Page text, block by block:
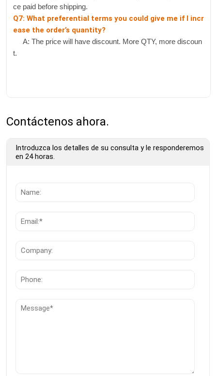
ce paid before shipping.
Q7: What preferential terms you could give me if I incr
ease the order’s quantity?
A: The price will have discount. More QTY, more discoun
t.
Contáctenos ahora.
Introduzca los detalles de su consulta y le responderemos
en 24 horas.